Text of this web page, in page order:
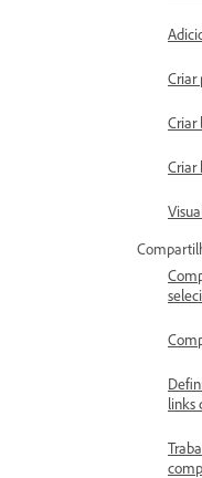
Criar
Criar
Criar
links